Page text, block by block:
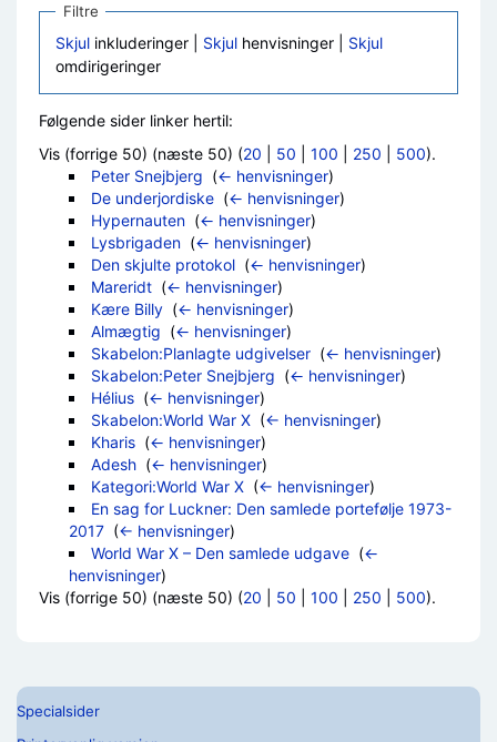
Filtre
Skjul inkluderinger | Skjul henvisninger | Skjul
omdirigeringer
Følgende sider linker hertil:
Vis (forrige 50) (næste 50) (20 50 100 250 500).
Peter Snejbjerg (← henvisninger)
De underjordiske‎ (← henvisninger)
Hypernauten‎ (← henvisninger)
Lysbrigaden‎ (← henvisninger)
Den skjulte protokol‎ (← henvisninger)
Mareridt‎ (← henvisninger)
Kære Billy‎ (← henvisninger)
Almægtig (← henvisninger)
Skabelon:Planlagte udgivelser‎ (← henvisninger)
Skabelon:Peter Snejbjerg (← henvisninger)
Hélius‎ (← henvisninger)
Skabelon:World War X‎ (← henvisninger)
Kharis‎ (← henvisninger)
Adesh‎ (← henvisninger)
Kategori:World War X‎ (← henvisninger)
En sag for Luckner: Den samlede portefølje 1973-
2017‎ (← henvisninger)
World War X – Den samlede udgave‎ (←
henvisninger)
Vis (forrige 50) (næste 50) (20 50 100 250 500).
Specialsider